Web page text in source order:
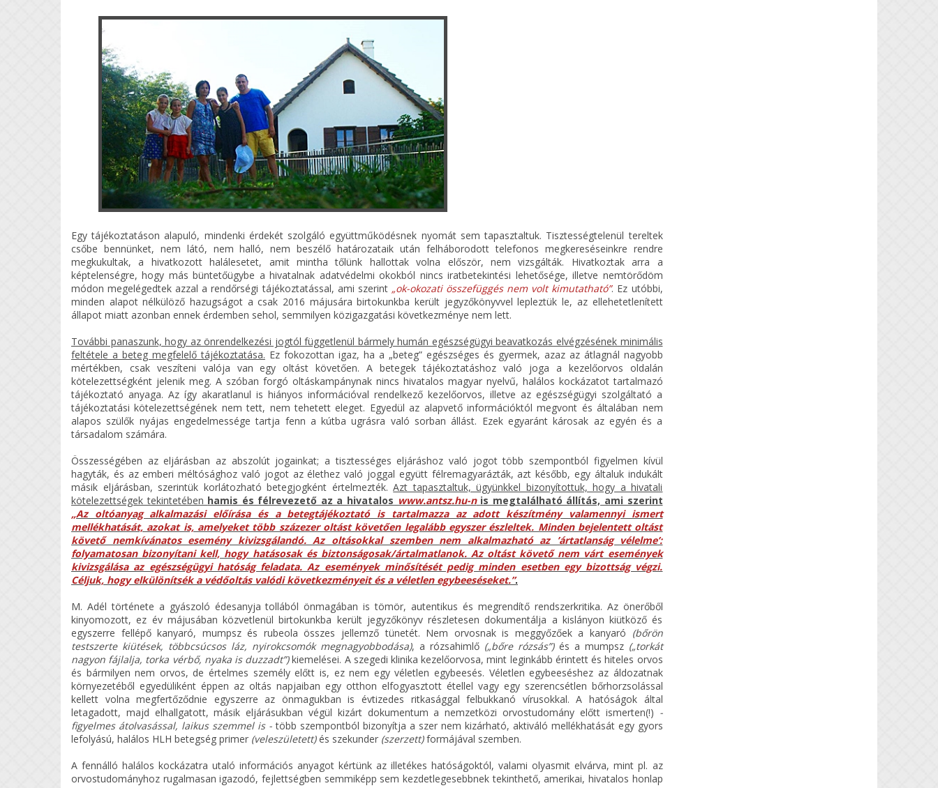
Egy tájékoztatáson alapuló, mindenki érdekét szolgáló együttműködésnek nyomát sem tapasztaltuk. Tisztességtelenül tereltek
csőbe bennünket, nem látó, nem halló, nem beszélő határozataik után felháborodott telefonos megkereséseinkre rendre
megkukultak, a hivatkozott halálesetet, amit mintha tőlünk hallottak volna először, nem vizsgálták. Hivatkoztak arra a
képtelenségre, hogy más büntetőügybe a hivatalnak adatvédelmi okokból nincs iratbetekintési lehetősége, illetve nemtörődöm
módon megelégedtek azzal a rendőrségi tájékoztatással, ami szerint „ok-okozati összefüggés nem volt kimutatható”. Ez utóbbi,
minden alapot nélkülöző hazugságot a csak 2016 májusára birtokunkba került jegyzőkönyvvel lepleztük le, az ellehetetlenített
állapot miatt azonban ennek érdemben sehol, semmilyen közigazgatási következménye nem lett.
További panaszunk, hogy az önrendelkezési jogtól függetlenül bármely humán egészségügyi beavatkozás elvégzésének minimális
feltétele a beteg megfelelő tájékoztatása. Ez fokozottan igaz, ha a „beteg” egészséges és gyermek, azaz az átlagnál nagyobb
mértékben, csak veszíteni valója van egy oltást követően. A betegek tájékoztatáshoz való joga a kezelőorvos oldalán
kötelezettségként jelenik meg. A szóban forgó oltáskampánynak nincs hivatalos magyar nyelvű, halálos kockázatot tartalmazó
tájékoztató anyaga. Az így akaratlanul is hiányos információval rendelkező kezelőorvos, illetve az egészségügyi szolgáltató a
tájékoztatási kötelezettségének nem tett, nem tehetett eleget. Egyedül az alapvető információktól megvont és általában nem
alapos szülők nyájas engedelmessége tartja fenn a kútba ugrásra való sorban állást. Ezek egyaránt károsak az egyén és a
társadalom számára.
Összességében az eljárásban az abszolút jogainkat; a tisztességes eljáráshoz való jogot több szempontból figyelmen kívül
hagyták, és az emberi méltósághoz való jogot az élethez való joggal együtt félremagyarázták, azt később, egy általuk indukált
másik eljárásban, szerintük korlátozható betegjogként értelmezték.Azt tapasztaltuk, ügyünkkel bizonyítottuk, hogy a hivatali
kötelezettségek tekintetében hamis és félrevezető az a hivatalos www.antsz.hu-nis megtalálható állítás, ami szerint
„Az oltóanyag alkalmazási előírása és a betegtájékoztató is tartalmazza az adott készítmény valamennyi ismert
mellékhatását, azokat is, amelyeket több százezer oltást követően legalább egyszer észleltek. Minden bejelentett oltást
követő nemkívánatos esemény kivizsgálandó. Az oltásokkal szemben nem alkalmazható az ’ártatlanság vélelme’:
folyamatosan bizonyítani kell, hogy hatásosak és biztonságosak/ártalmatlanok. Az oltást követő nem várt események
kivizsgálása az egészségügyi hatóság feladata. Az események minősítését pedig minden esetben egy bizottság végzi.
Céljuk, hogy elkülönítsék a védőoltás valódi következményeit és a véletlen egybeeséseket.”.
M. Adél története a gyászoló édesanyja tollából önmagában is tömör, autentikus és megrendítő rendszerkritika. Az önerőből
kinyomozott, ez év májusában közvetlenül birtokunkba került jegyzőkönyv részletesen dokumentálja a kislányon kiütköző és
egyszerre fellépő kanyaró, mumpsz és rubeola összes jellemző tünetét. Nem orvosnak is meggyőzőek a kanyaró (bőrön
testszerte kiütések, többcsúcsos láz, nyirokcsomók megnagyobbodása), a rózsahimlő(„bőre rózsás”) és a mumpsz („torkát
nagyon fájlalja, torka vérbő, nyaka is duzzadt”)kiemelései. A szegedi klinika kezelőorvosa, mint leginkább érintett és hiteles orvos
és bármilyen nem orvos, de értelmes személy előtt is, ez nem egy véletlen egybeesés. Véletlen egybeeséshez az áldozatnak
környezetéből egyedüliként éppen az oltás napjaiban egy otthon elfogyasztott étellel vagy egy szerencsétlen bőrhorzsolással
kellett volna megfertőződnie egyszerre az önmagukban is évtizedes ritkasággal felbukkanó vírusokkal. A hatóságok által
letagadott, majd elhallgatott, másik eljárásukban végül kizárt dokumentum a nemzetközi orvostudomány előtt ismerten(!) -
figyelmes átolvasással, laikus szemmel is -több szempontból bizonyítja a szer nem kizárható, aktiváló mellékhatását egy gyors
lefolyású, halálos HLH betegség primer (veleszületett)és szekunder (szerzett)formájával szemben.
A fennálló halálos kockázatra utaló információs anyagot kértünk az illetékes hatóságoktól, valami olyasmit elvárva, mint pl. az
orvostudományhoz rugalmasan igazodó, fejlettségben semmiképp sem kezdetlegesebbnek tekinthető, amerikai, hivatalos honlap